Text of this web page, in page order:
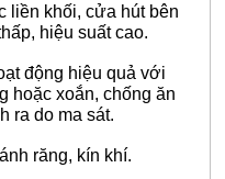
liền khối, cửa hút bên
hiệu suất cao.
động hiệu quả với
hoặc xoắn, chống ăn
ra do ma sát.
răng, kín khí.